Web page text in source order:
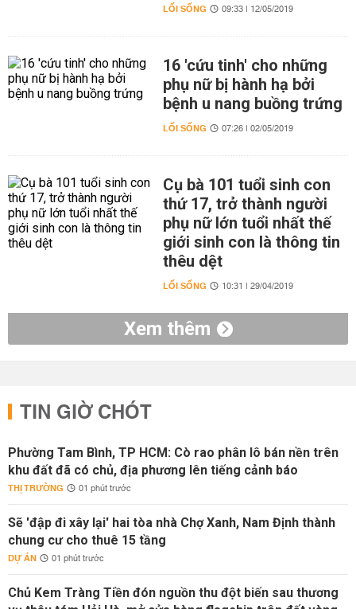
LỐI SỐNG 09:33 | 12/05/2019
16 'cứu tinh' cho những
phụ nữ bị hành hạ bởi
bệnh u nang buồng trứng
LỐI SỐNG 07:26 | 02/05/2019
Cụ bà 101 tuổi sinh con
thứ 17, trở thành người
phụ nữ lớn tuổi nhất thế
giới sinh con là thông tin
thêu dệt
LỐI SỐNG 10:31 | 29/04/2019
Xem thêm
TIN GIỜ CHÓT
Phường Tam Bình, TP HCM: Cò rao phân lô bán nền trên
khu đất đã có chủ, địa phương lên tiếng cảnh báo
THỊ TRƯỜNG 01 phút trước
Sẽ 'đập đi xây lại' hai tòa nhà Chợ Xanh, Nam Định thành
chung cư cho thuê 15 tầng
DỰ ÁN 01 phút trước
Chủ Kem Tràng Tiền đón nguồn thu đột biến sau thương